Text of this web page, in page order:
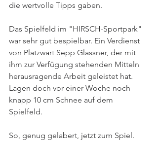
die wertvolle Tipps gaben.
Das Spielfeld im "HIRSCH-Sportpark"
war sehr gut bespielbar. Ein Verdienst
von Platzwart Sepp Glassner, der mit
ihm zur Verfügung stehenden Mitteln
herausragende Arbeit geleistet hat.
Lagen doch vor einer Woche noch
knapp 10 cm Schnee auf dem
Spielfeld.
So, genug gelabert, jetzt zum Spiel.